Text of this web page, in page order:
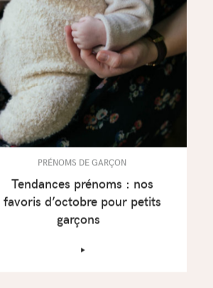
PRÉNOMS DE GARÇON
Tendances prénoms : nos
favoris d’octobre pour petits
garçons
‣